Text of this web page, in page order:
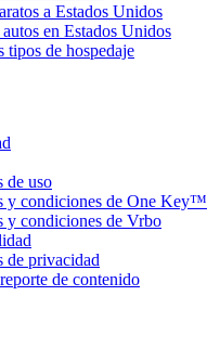
a Estados Unidos
en Estados Unidos
tipos de hospedaje
de uso
y condiciones de One Key™
y condiciones de Vrbo
de privacidad
de contenido